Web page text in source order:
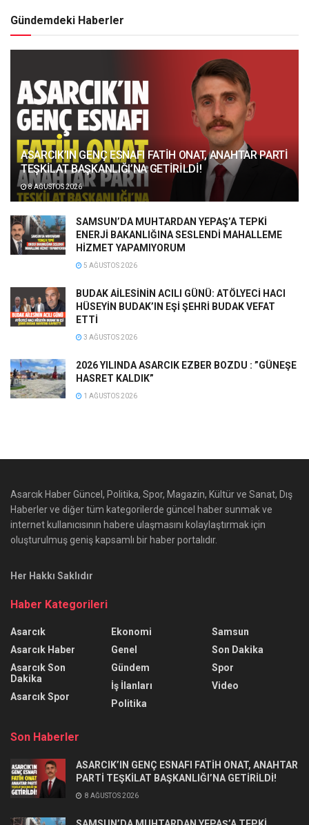
Gündemdeki Haberler
ASARCIK’IN GENÇ ESNAFI FATİH ONAT, ANAHTAR PARTİ
TEŞKİLAT BAŞKANLIĞI’NA GETİRİLDİ!
8 AĞUSTOS 2026
SAMSUN’DA MUHTARDAN YEPAŞ’A TEPKİ
ENERJİ BAKANLIĞINA SESLENDİ MAHALLEME
HİZMET YAPAMIYORUM
5 AĞUSTOS 2026
BUDAK AİLESİNİN ACILI GÜNÜ: ATÖLYECİ HACI
HÜSEYİN BUDAK’IN EŞİ ŞEHRİ BUDAK VEFAT
ETTİ
3 AĞUSTOS 2026
2026 YILINDA ASARCIK EZBER BOZDU : ”GÜNEŞE
HASRET KALDIK”
1 AĞUSTOS 2026
Asarcık Haber Güncel, Politika, Spor, Magazin, Kültür ve Sanat, Dış
Haberler ve diğer tüm kategorilerde güncel haber sunmak ve
internet kullanıcısının habere ulaşmasını kolaylaştırmak için
oluşturulmuş geniş kapsamlı bir haber portalıdır.
Her Hakkı Saklıdır
Haber Kategorileri
Asarcık
Asarcık Haber
Asarcık Son
Dakika
Asarcık Spor
Ekonomi
Genel
Gündem
İş İlanları
Politika
Samsun
Son Dakika
Spor
Video
Son Haberler
ASARCIK’IN GENÇ ESNAFI FATİH ONAT, ANAHTAR
PARTİ TEŞKİLAT BAŞKANLIĞI’NA GETİRİLDİ!
8 AĞUSTOS 2026